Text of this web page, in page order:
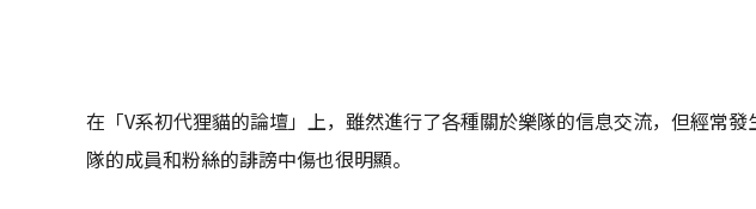
在「V系初代狸貓的論壇」上，雖然進行了各種關於樂隊的信息交流，但經常
隊的成員和粉絲的誹謗中傷也很明顯。